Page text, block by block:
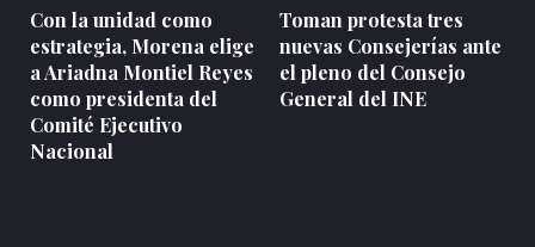
Con la unidad como
estrategia, Morena elige
a Ariadna Montiel Reyes
como presidenta del
Comité Ejecutivo
Nacional
Toman protesta tres
nuevas Consejerías ante
el pleno del Consejo
General del INE